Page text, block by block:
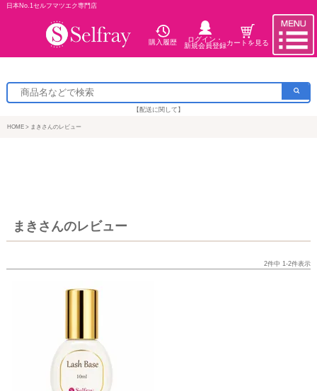
日本No.1セルフマツエク専門店
購入履歴
ログイン・
新規会員登録カートを見る
【配送に関して】
HOME まきさんのレビュー
まきさんのレビュー
2件中 1-2件表示